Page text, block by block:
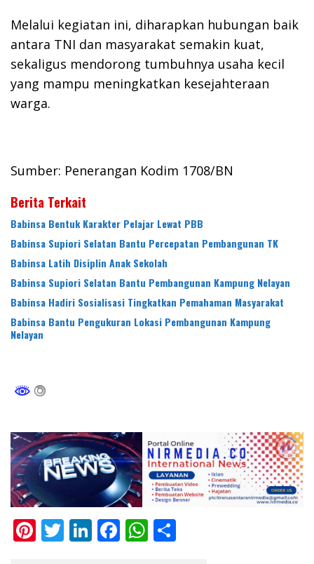
Melalui kegiatan ini, diharapkan hubungan baik
antara TNI dan masyarakat semakin kuat,
sekaligus mendorong tumbuhnya usaha kecil
yang mampu meningkatkan kesejahteraan
warga.
Sumber: Penerangan Kodim 1708/BN
Berita Terkait
Babinsa Bentuk Karakter Pelajar Lewat PBB
Babinsa Supiori Selatan Bantu Percepatan Pembangunan TK
Babinsa Latih Disiplin Anak Sekolah
Babinsa Supiori Selatan Bantu Pembangunan Kampung Nelayan
Babinsa Hadiri Sosialisasi Tingkatkan Pemahaman Masyarakat
Babinsa Bantu Pengukuran Lokasi Pembangunan Kampung
Nelayan
Pi T Li F W